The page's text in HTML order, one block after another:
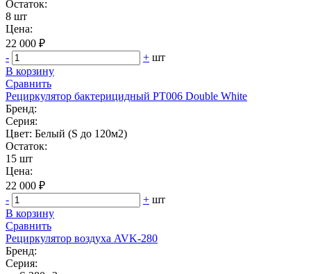
Остаток:
8 шт
Цена:
22 000 ₽
-
+ шт
В корзину
Сравнить
Рециркулятор бактерицидный РТ006 Double White
Бренд:
Серия:
Цвет: Белый (S до 120м2)
Остаток:
15 шт
Цена:
22 000 ₽
-
+ шт
В корзину
Сравнить
Рециркулятор воздуха AVK-280
Бренд:
Серия: